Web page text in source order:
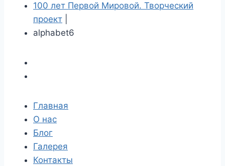
100 лет Первой Мировой. Творческий
проект
alphabet6
Главная
О нас
Блог
Галерея
Контакты